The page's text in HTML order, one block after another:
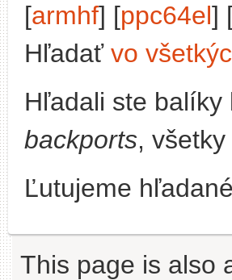
[armhf] [ppc64el]
Hľadať vo
Hľadali ste
backports,
Ľutujeme
This page is also